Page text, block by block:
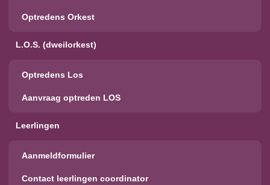
Optredens Orkest
L.O.S. (dweilorkest)
Optredens Los
Aanvraag optreden LOS
Leerlingen
Aanmeldformulier
Contact leerlingen coordinator